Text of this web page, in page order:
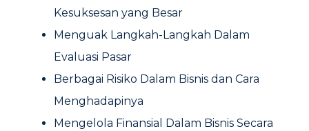
Kesuksesan yang Besar
Menguak Langkah-Langkah Dalam
Evaluasi Pasar
Berbagai Risiko Dalam Bisnis dan Cara
Menghadapinya
Mengelola Finansial Dalam Bisnis Secara